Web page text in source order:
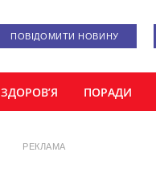
ПОВІДОМИТИ НОВИНУ
ЗДОРОВ’Я ПОРАДИ
РЕКЛАМА